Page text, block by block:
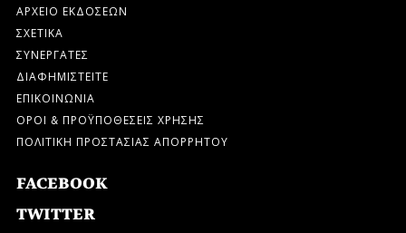
ΑΡΧΕΙΟ ΕΚΔΟΣΕΩΝ
ΣΧΕΤΙΚΑ
ΣΥΝΕΡΓΑΤΕΣ
ΔΙΑΦΗΜΙΣΤΕΙΤΕ
ΕΠΙΚΟΙΝΩΝΙΑ
ΟΡΟΙ & ΠΡΟΫΠΟΘΕΣΕΙΣ ΧΡΗΣΗΣ
ΠΟΛΙΤΙΚΗ ΠΡΟΣΤΑΣΙΑΣ ΑΠΟΡΡΗΤΟΥ
FACEBOOK
TWITTER